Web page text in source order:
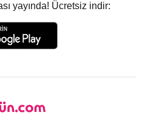
yayında! Ücretsiz indir: